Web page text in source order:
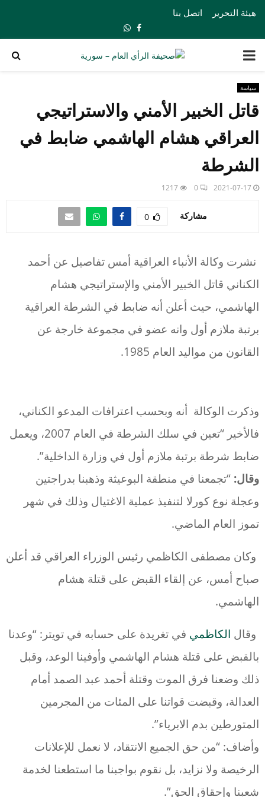
هيئة التحرير اتصل بنا
Facebook
Whatsapp
PRIMARY
MENU
سياسة
قاتل الخبير الأمني والاستراتيجي
العراقي هشام الهاشمي ضابط في
الشرطة
2021-07-17
0
1217
مشاركة 0
نشرت وكالة الأنباء العراقية أمس تفاصيل عن أحمد
الكناني قاتل الخبير الأمني والإستراتيجي هشام
الهاشمي، حيث أعلن أنه ضابط في الشرطة العراقية
برتبة ملازم أول وانه عضو في مجموعة خارجة عن
القانون من مواليد العام 1985.
وذكرت الوكالة أنه وبحسب اعترافات المدعو الكناني،
فالأخير “تعين في سلك الشرطة في العام 2007، ويعمل
ضابط شرطة برتبة ملازم أول في وزارة الداخلية”.
وقال: “تجمعنا في منطقة البوعيثة وذهبنا بدراجتين
وعجلة نوع كورلا لتنفيذ عملية الاغتيال وذلك في شهر
تموز العام الماضي.
وكان مصطفى الكاظمي رئيس الوزراء العراقي قد أعلن
صباح أمس، عن إلقاء القبض على قتلة هشام
الهاشمي.
وقال الكاظمي في تغريدة على حسابه في تويتر: “وعدنا
بالقبض على قتلة هشام الهاشمي وأوفينا الوعد، وقبل
ذلك وضعنا فرق الموت وقتلة أحمد عبد الصمد أمام
العدالة، وقبضت قواتنا على المئات من المجرمين
المتورطين بدم الابرياء”.
وأضاف: “من حق الجميع الانتقاد، لا نعمل للإعلانات
الرخيصة ولا نزايد، بل نقوم بواجبنا ما استطعنا لخدمة
شعبنا وإحقاق الحق”.